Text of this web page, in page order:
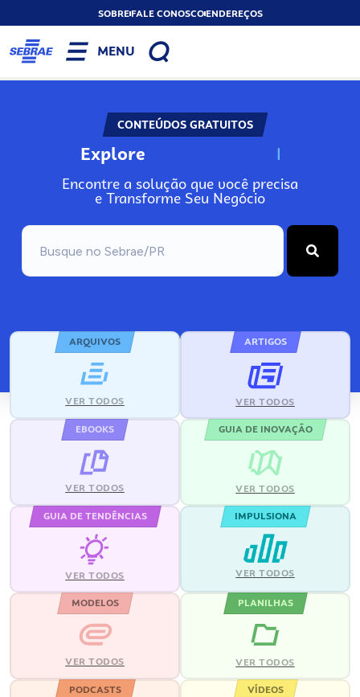
SOBREFALE CONOSCOENDEREÇOS
MENU
CONTEÚDOS GRATUITOS
Explore N
Encontre a solução que você precisa
e Transforme Seu Negócio
ARQUIVOS
VER TODOS
ARTIGOS
VER TODOS
EBOOKS
VER TODOS
GUIA DE INOVAÇÃO
VER TODOS
GUIA DE TENDÊNCIAS
VER TODOS
IMPULSIONA
VER TODOS
MODELOS
VER TODOS
PLANILHAS
VER TODOS
PODCASTS VÍDEOS